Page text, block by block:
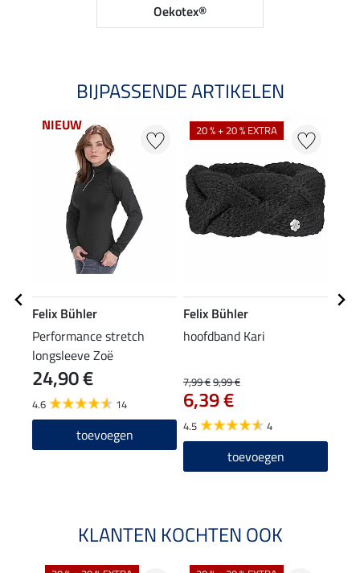
Oekotex®
BIJPASSENDE ARTIKELEN
NIEUW
Felix Bühler
Performance stretch
longsleeve Zoë
24,90 €
4.6 14
toevoegen
20 % + 20 % EXTRA
Felix Bühler
hoofdband Kari
7,99 €9,99 €
6,39 €
4.5 4
toevoegen
KLANTEN KOCHTEN OOK